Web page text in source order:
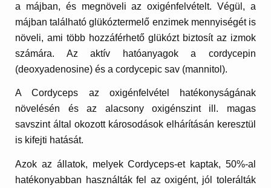
a májban, és megnöveli az oxigénfelvételt. Végül, a
májban található glükóztermelő enzimek mennyiségét is
növeli, ami több hozzáférhető glükózt biztosít az izmok
számára. Az aktív hatóanyagok a cordycepin
(deoxyadenosine) és a cordycepic sav (mannitol).
A Cordyceps az oxigénfelvétel hatékonyságának
növelésén és az alacsony oxigénszint ill. magas
savszint által okozott károsodások elhárításán keresztül
is kifejti hatását.
Azok az állatok, melyek Cordyceps-et kaptak, 50%-al
hatékonyabban használták fel az oxigént, jól tolerálták